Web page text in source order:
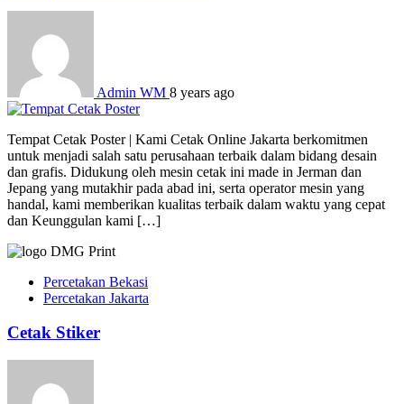
Admin WM 8 years ago
Tempat Cetak Poster | Kami Cetak Online Jakarta berkomitmen
untuk menjadi salah satu perusahaan terbaik dalam bidang desain
dan grafis. Didukung oleh mesin cetak ini made in Jerman dan
Jepang yang mutakhir pada abad ini, serta operator mesin yang
handal, kami memberikan kualitas terbaik dalam waktu yang cepat
dan Keunggulan kami […]
Percetakan Bekasi
Percetakan Jakarta
Cetak Stiker